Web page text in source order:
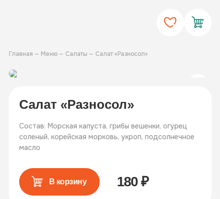
Главная Меню Салаты Салат «Разносол»
Салат «Разносол»
Состав: Морская капуста, грибы вешенки, огурец
соленый, корейская морковь, укроп, подсолнечное
масло
В корзину 180₽